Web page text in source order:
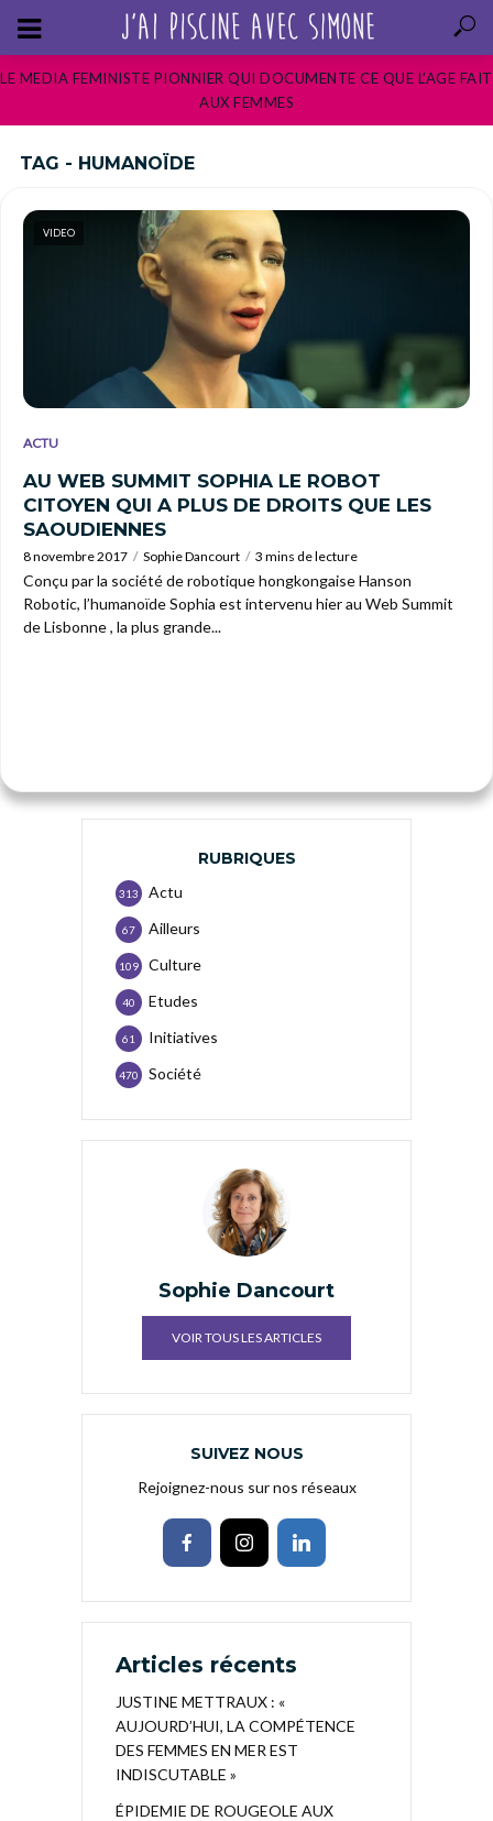
LE MEDIA FEMINISTE PIONNIER QUI DOCUMENTE CE QUE L’AGE FAIT
AUX FEMMES
TAG - HUMANOÏDE
VIDEO
ACTU
AU WEB SUMMIT SOPHIA LE ROBOT
CITOYEN QUI A PLUS DE DROITS QUE LES
SAOUDIENNES
8 novembre 2017 Sophie Dancourt 3 mins de lecture
Conçu par la société de robotique hongkongaise Hanson
Robotic, l’humanoïde Sophia est intervenu hier au Web Summit
de Lisbonne , la plus grande...
RUBRIQUES
Actu
313
Ailleurs
67
Culture
109
Etudes
40
Initiatives
61
Société
470
Sophie Dancourt
VOIR TOUS LES ARTICLES
SUIVEZ NOUS
Rejoignez-nous sur nos réseaux
Articles récents
JUSTINE METTRAUX : «
AUJOURD’HUI, LA COMPÉTENCE
DES FEMMES EN MER EST
INDISCUTABLE »
ÉPIDEMIE DE ROUGEOLE AUX